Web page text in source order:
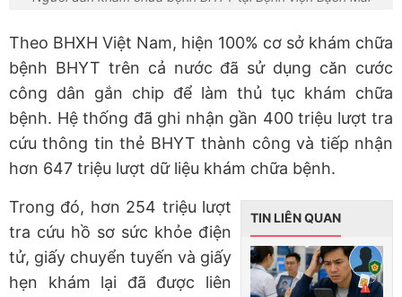
Theo BHXH Việt Nam, hiện 100% cơ sở khám chữa
bệnh BHYT trên cả nước đã sử dụng căn cước
công dân gắn chip để làm thủ tục khám chữa
bệnh. Hệ thống đã ghi nhận gần 400 triệu lượt tra
cứu thông tin thẻ BHYT thành công và tiếp nhận
hơn 647 triệu lượt dữ liệu khám chữa bệnh.
TIN LIÊN QUAN
Trong đó, hơn 254 triệu lượt
tra cứu hồ sơ sức khỏe điện
tử, giấy chuyển tuyến và giấy
hẹn khám lại đã được liên